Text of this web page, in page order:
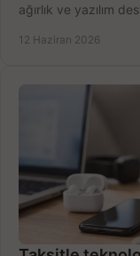
ağırlık ve yazılım
12 Haziran 2026